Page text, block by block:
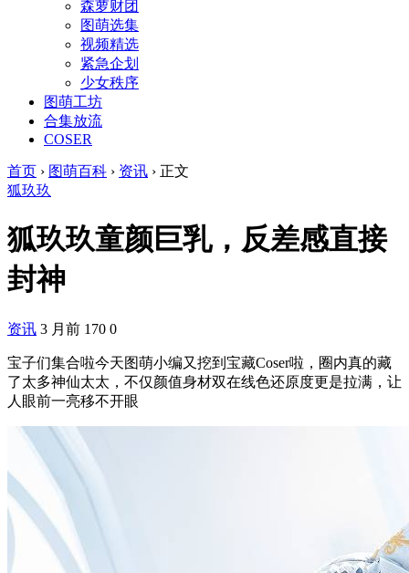
森萝财团
图萌选集
视频精选
紧急企划
少女秩序
图萌工坊
合集放流
COSER
首页 › 图萌百科 › 资讯 › 正文
狐玖玖
狐玖玖童颜巨乳，反差感直接
封神
资讯 3 月前 170 0
宝子们集合啦今天图萌小编又挖到宝藏Coser啦，圈内真的藏
了太多神仙太太，不仅颜值身材双在线色还原度更是拉满，让
人眼前一亮移不开眼